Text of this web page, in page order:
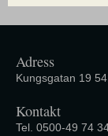
Adress
Kungsgatan 19
Kontakt
Tel. 0500-49 74